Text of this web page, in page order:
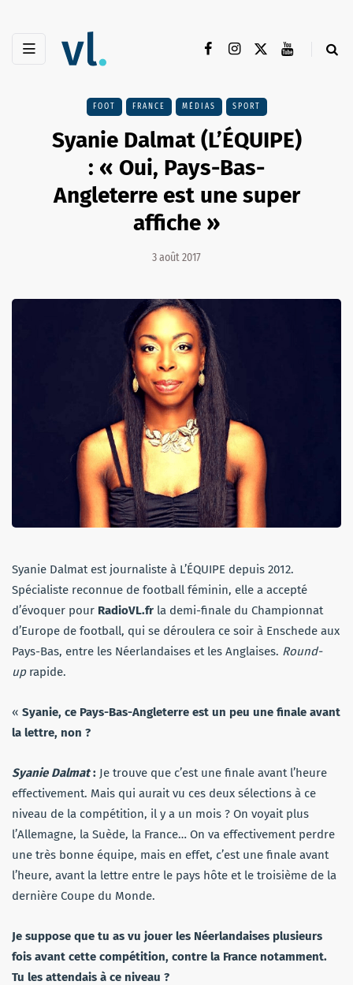
FOOT FRANCE MÉDIAS SPORT
Syanie Dalmat (L’ÉQUIPE)
: « Oui, Pays-Bas-
Angleterre est une super
affiche »
3 août 2017
Syanie Dalmat est journaliste à L’ÉQUIPE depuis 2012.
Spécialiste reconnue de football féminin, elle a accepté
d’évoquer pour RadioVL.fr la demi-finale du Championnat
d’Europe de football, qui se déroulera ce soir à Enschede aux
Pays-Bas, entre les Néerlandaises et les Anglaises. Round-
up rapide.
« Syanie, ce Pays-Bas-Angleterre est un peu une finale avant
la lettre, non ?
Syanie Dalmat: Je trouve que c’est une finale avant l’heure
effectivement. Mais qui aurait vu ces deux sélections à ce
niveau de la compétition, il y a un mois ? On voyait plus
l’Allemagne, la Suède, la France… On va effectivement perdre
une très bonne équipe, mais en effet, c’est une finale avant
l’heure, avant la lettre entre le pays hôte et le troisième de la
dernière Coupe du Monde.
Je suppose que tu as vu jouer les Néerlandaises plusieurs
fois avant cette compétition, contre la France notamment.
Tu les attendais à ce niveau ?